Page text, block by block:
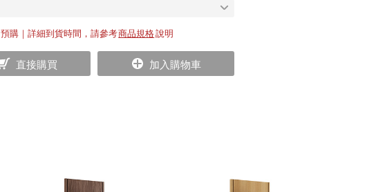
預購｜詳細到貨時間，請參考商品規格說明
直接購買 加入購物車